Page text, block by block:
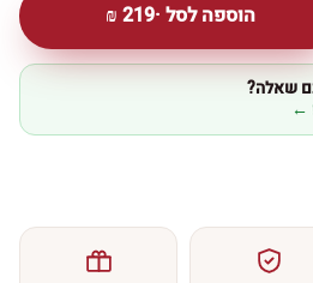
הוספה לסל ·219
₪
שאלה?
←